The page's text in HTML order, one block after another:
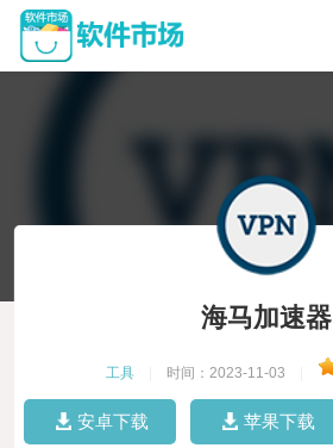
海马加速器
工具 时间：2023-11-03
安卓下载 苹果下载